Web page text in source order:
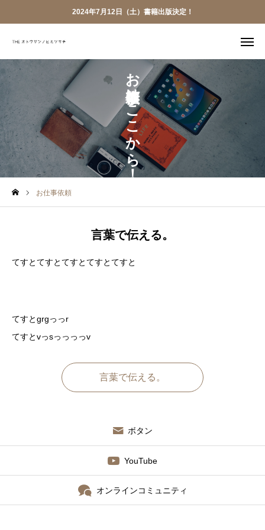
2024年7月12日（土）書籍出版決定！
お仕事依頼はここから！
お仕事依頼
言葉で伝える。
てすとてすとてすとてすとてすと
てすとgrgっっr
てすとvっsっっっっv
言葉で伝える。
ボタン
YouTube
オンラインコミュニティ
LINE YouTube
X Bizque
 Voicy お仕事依頼
TOP
ABOUT
お仕事依頼
お問い合わせ